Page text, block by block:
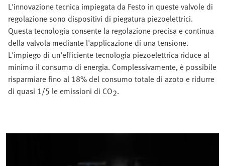
L'innovazione tecnica impiegata da Festo in queste valvole di
regolazione sono dispositivi di piegatura piezoelettrici.
Questa tecnologia consente la regolazione precisa e continua
della valvola mediante l'applicazione di una tensione.
L'impiego di un'efficiente tecnologia piezoelettrica riduce al
minimo il consumo di energia. Complessivamente, è possibile
risparmiare fino al 18% del consumo totale di azoto e ridurre
di quasi 1/5 le emissioni di CO2.